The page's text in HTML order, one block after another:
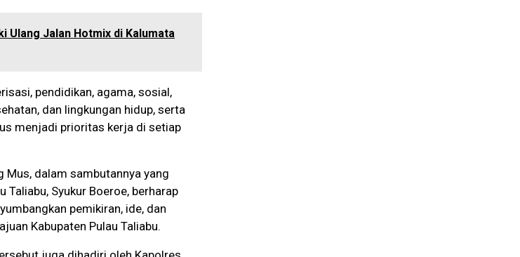
Ulang Jalan Hotmix di Kalumata
pendidikan, agama, sosial,
dan lingkungan hidup, serta
menjadi prioritas kerja di setiap
Mus, dalam sambutannya yang
Taliabu, Syukur Boeroe, berharap
pemikiran, ide, dan
Kabupaten Pulau Taliabu.